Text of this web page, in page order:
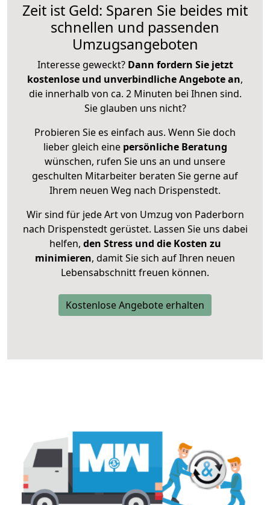
Zeit ist Geld: Sparen Sie beides mit
schnellen und passenden
Umzugsangeboten
Interesse geweckt? Dann fordern Sie jetzt
kostenlose und unverbindliche Angebote an,
die innerhalb von ca. 2 Minuten bei Ihnen sind.
Sie glauben uns nicht?
Probieren Sie es einfach aus. Wenn Sie doch
lieber gleich eine persönliche Beratung
wünschen, rufen Sie uns an und unsere
geschulten Mitarbeiter beraten Sie gerne auf
Ihrem neuen Weg nach Drispenstedt.
Wir sind für jede Art von Umzug von Paderborn
nach Drispenstedt gerüstet. Lassen Sie uns dabei
helfen, den Stress und die Kosten zu
minimieren, damit Sie sich auf Ihren neuen
Lebensabschnitt freuen können.
Kostenlose Angebote erhalten